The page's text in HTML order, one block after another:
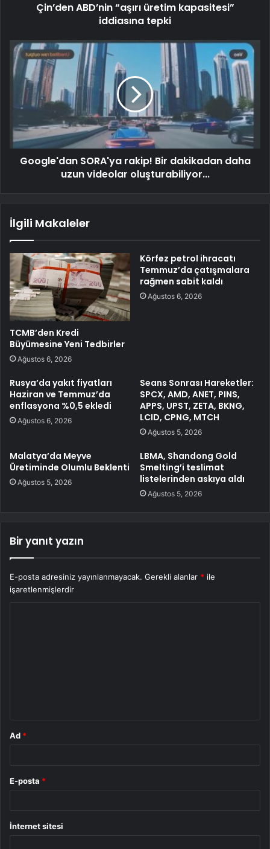
Çin’den ABD’nin “aşırı üretim kapasitesi”
iddiasına tepki
Google'dan SORA'ya rakip! Bir dakikadan daha
uzun videolar oluşturabiliyor...
İlgili Makaleler
TCMB’den Kredi
Büyümesine Yeni Tedbirler
Ağustos 6, 2026
Körfez petrol ihracatı
Temmuz’da çatışmalara
rağmen sabit kaldı
Ağustos 6, 2026
Rusya’da yakıt fiyatları
Haziran ve Temmuz’da
enflasyona %0,5 ekledi
Ağustos 6, 2026
Seans Sonrası Hareketler:
SPCX, AMD, ANET, PINS,
APPS, UPST, ZETA, BKNG,
LCID, CPNG, MTCH
Ağustos 5, 2026
Malatya’da Meyve
Üretiminde Olumlu Beklenti
Ağustos 5, 2026
LBMA, Shandong Gold
Smelting’i teslimat
listelerinden askıya aldı
Ağustos 5, 2026
Bir yanıt yazın
E-posta adresiniz yayınlanmayacak. Gerekli alanlar * ile
işaretlenmişlerdir
Ad *
E-posta *
İnternet sitesi